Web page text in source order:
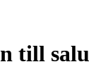
till salu